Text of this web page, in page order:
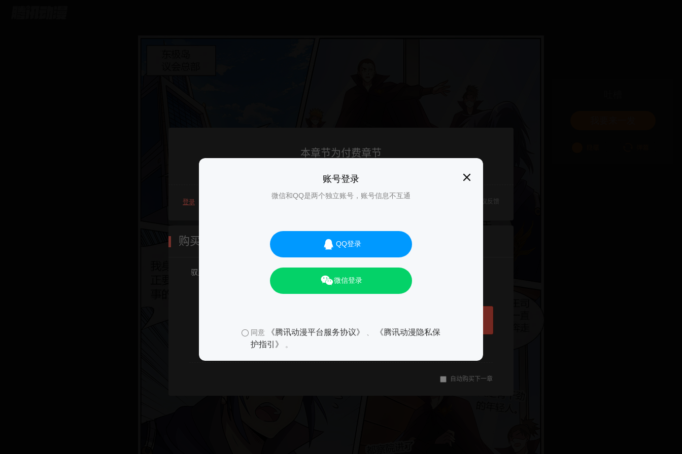
账号登录
微信和QQ是两个独立账号，账号信息不互通
QQ登录
微信登录
同意 《腾讯动漫平台服务协议》
《腾讯动漫隐私保
护指引》
。